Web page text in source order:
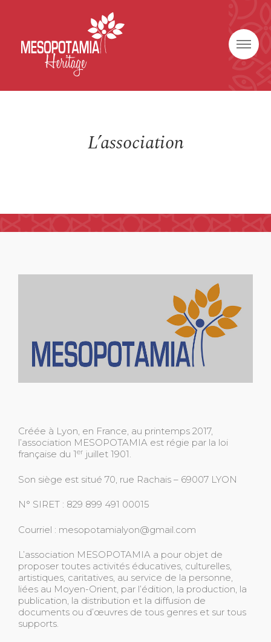
L’association
Créée à Lyon, en France, au printemps 2017,
l’association MESOPOTAMIA est régie par la loi
française du 1er juillet 1901.
Son siège est situé 70, rue Rachais – 69007 LYON
N° SIRET : 829 899 491 00015
Courriel : mesopotamialyon@gmail.com
L’association MESOPOTAMIA a pour objet de
proposer toutes activités éducatives, culturelles,
artistiques, caritatives, au service de la personne,
liées au Moyen-Orient, par l’édition, la production, la
publication, la distribution et la diffusion de
documents ou d’œuvres de tous genres et sur tous
supports.